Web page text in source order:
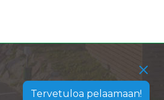
Tervetuloa pelaamaan!